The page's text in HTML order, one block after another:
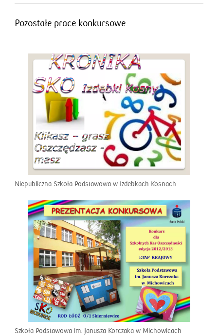
w
nowym
oknie
w
nowym
oknie
Pozostałe prace konkursowe
Niepubliczna Szkoła Podstawowa w Izdebkach Kosnach
Szkoła Podstawowa im. Janusza Korczaka w Michowicach